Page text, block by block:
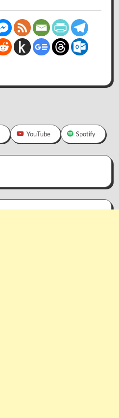
YouTube Spotify